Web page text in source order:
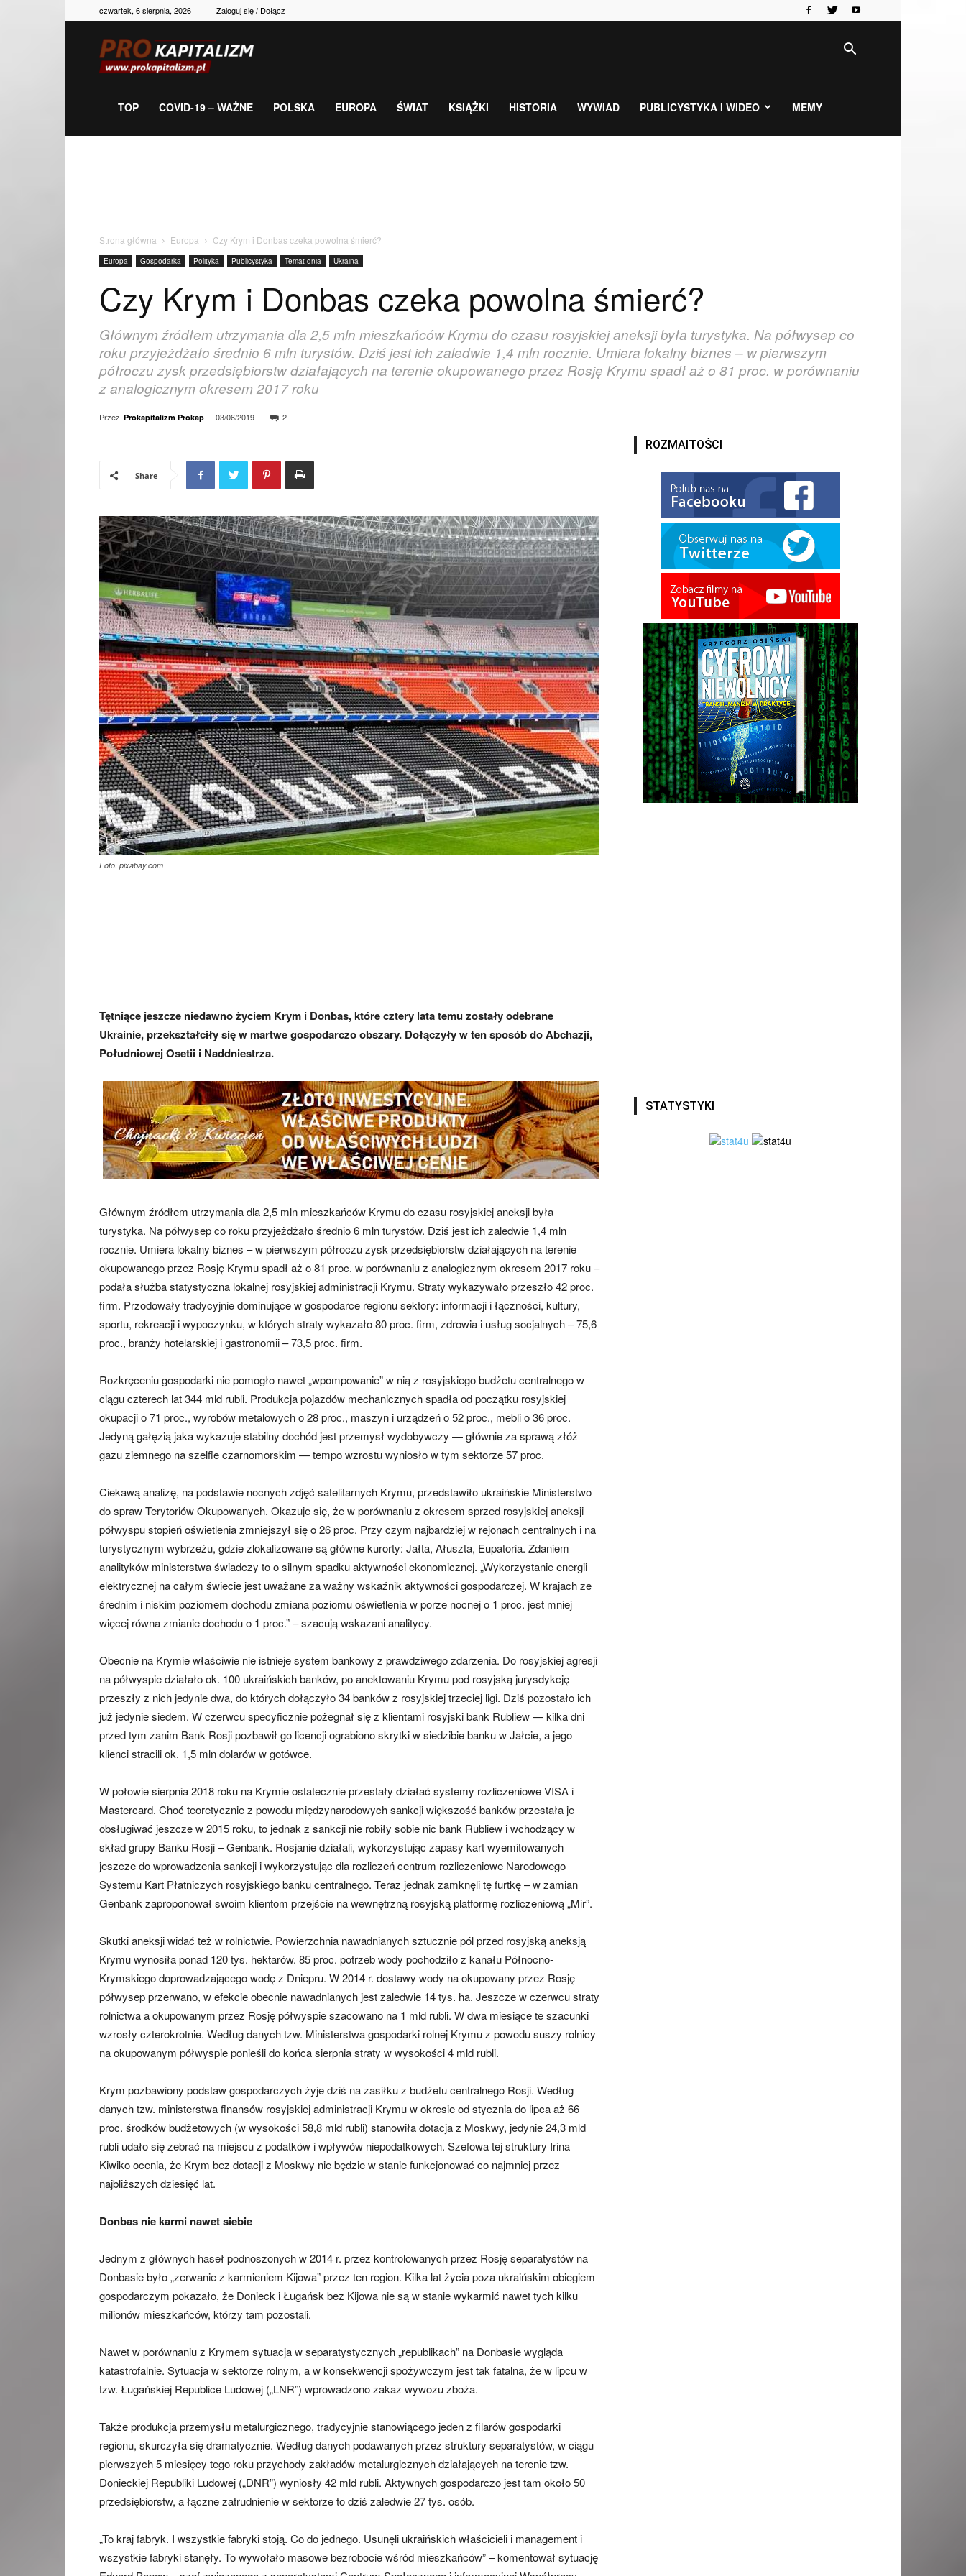
czwartek, 6 sierpnia, 2026 Zaloguj się / Dołącz
gospodarka,
TOP COVID-19 – WAŻNE POLSKA EUROPA ŚWIAT KSIĄŻKI HISTORIA WYWIAD PUBLICYSTYKA I WIDEO MEMY
Strona główna Europa Czy Krym i Donbas czeka powolna śmierć?
Europa Gospodarka Polityka Publicystyka Temat dnia Ukraina
Czy Krym i Donbas czeka powolna śmierć?
Głównym źródłem utrzymania dla 2,5 mln mieszkańców Krymu do czasu rosyjskiej aneksji była turystyka. Na półwysep co
roku przyjeżdżało średnio 6 mln turystów. Dziś jest ich zaledwie 1,4 mln rocznie. Umiera lokalny biznes – w pierwszym
półroczu zysk przedsiębiorstw działających na terenie okupowanego przez Rosję Krymu spadł aż o 81 proc. w porównaniu
z analogicznym okresem 2017 roku
Przez Prokapitalizm Prokap - 03/06/2019 2
Share
Foto. pixabay.com
Tętniące jeszcze niedawno życiem Krym i Donbas, które cztery lata temu zostały odebrane
Ukrainie, przekształciły się w martwe gospodarczo obszary. Dołączyły w ten sposób do Abchazji,
Południowej Osetii i Naddniestrza.
Głównym źródłem utrzymania dla 2,5 mln mieszkańców Krymu do czasu rosyjskiej aneksji była
turystyka. Na półwysep co roku przyjeżdżało średnio 6 mln turystów. Dziś jest ich zaledwie 1,4 mln
rocznie. Umiera lokalny biznes – w pierwszym półroczu zysk przedsiębiorstw działających na terenie
okupowanego przez Rosję Krymu spadł aż o 81 proc. w porównaniu z analogicznym okresem 2017 roku –
podała służba statystyczna lokalnej rosyjskiej administracji Krymu. Straty wykazywało przeszło 42 proc.
firm. Przodowały tradycyjnie dominujące w gospodarce regionu sektory: informacji i łączności, kultury,
sportu, rekreacji i wypoczynku, w których straty wykazało 80 proc. firm, zdrowia i usług socjalnych – 75,6
proc., branży hotelarskiej i gastronomii – 73,5 proc. firm.
Rozkręceniu gospodarki nie pomogło nawet „wpompowanie” w nią z rosyjskiego budżetu centralnego w
ciągu czterech lat 344 mld rubli. Produkcja pojazdów mechanicznych spadła od początku rosyjskiej
okupacji o 71 proc., wyrobów metalowych o 28 proc., maszyn i urządzeń o 52 proc., mebli o 36 proc.
Jedyną gałęzią jaka wykazuje stabilny dochód jest przemysł wydobywczy — głównie za sprawą złóż
gazu ziemnego na szelfie czarnomorskim — tempo wzrostu wyniosło w tym sektorze 57 proc.
Ciekawą analizę, na podstawie nocnych zdjęć satelitarnych Krymu, przedstawiło ukraińskie Ministerstwo
do spraw Terytoriów Okupowanych. Okazuje się, że w porównaniu z okresem sprzed rosyjskiej aneksji
półwyspu stopień oświetlenia zmniejszył się o 26 proc. Przy czym najbardziej w rejonach centralnych i na
turystycznym wybrzeżu, gdzie zlokalizowane są główne kurorty: Jałta, Ałuszta, Eupatoria. Zdaniem
analityków ministerstwa świadczy to o silnym spadku aktywności ekonomicznej. „Wykorzystanie energii
elektrycznej na całym świecie jest uważane za ważny wskaźnik aktywności gospodarczej. W krajach ze
średnim i niskim poziomem dochodu zmiana poziomu oświetlenia w porze nocnej o 1 proc. jest mniej
więcej równa zmianie dochodu o 1 proc.” – szacują wskazani analitycy.
Obecnie na Krymie właściwie nie istnieje system bankowy z prawdziwego zdarzenia. Do rosyjskiej agresji
na półwyspie działało ok. 100 ukraińskich banków, po anektowaniu Krymu pod rosyjską jurysdykcję
przeszły z nich jedynie dwa, do których dołączyło 34 banków z rosyjskiej trzeciej ligi. Dziś pozostało ich
już jedynie siedem. W czerwcu specyficznie pożegnał się z klientami rosyjski bank Rubliew — kilka dni
przed tym zanim Bank Rosji pozbawił go licencji ograbiono skrytki w siedzibie banku w Jałcie, a jego
klienci stracili ok. 1,5 mln dolarów w gotówce.
W połowie sierpnia 2018 roku na Krymie ostatecznie przestały działać systemy rozliczeniowe VISA i
Mastercard. Choć teoretycznie z powodu międzynarodowych sankcji większość banków przestała je
obsługiwać jeszcze w 2015 roku, to jednak z sankcji nie robiły sobie nic bank Rubliew i wchodzący w
skład grupy Banku Rosji – Genbank. Rosjanie działali, wykorzystując zapasy kart wyemitowanych
jeszcze do wprowadzenia sankcji i wykorzystując dla rozliczeń centrum rozliczeniowe Narodowego
Systemu Kart Płatniczych rosyjskiego banku centralnego. Teraz jednak zamknęli tę furtkę – w zamian
Genbank zaproponował swoim klientom przejście na wewnętrzną rosyjską platformę rozliczeniową „Mir”.
Skutki aneksji widać też w rolnictwie. Powierzchnia nawadnianych sztucznie pól przed rosyjską aneksją
Krymu wynosiła ponad 120 tys. hektarów. 85 proc. potrzeb wody pochodziło z kanału Północno-
Krymskiego doprowadzającego wodę z Dniepru. W 2014 r. dostawy wody na okupowany przez Rosję
półwysep przerwano, w efekcie obecnie nawadnianych jest zaledwie 14 tys. ha. Jeszcze w czerwcu straty
rolnictwa a okupowanym przez Rosję półwyspie szacowano na 1 mld rubli. W dwa miesiące te szacunki
wzrosły czterokrotnie. Według danych tzw. Ministerstwa gospodarki rolnej Krymu z powodu suszy rolnicy
na okupowanym półwyspie ponieśli do końca sierpnia straty w wysokości 4 mld rubli.
Krym pozbawiony podstaw gospodarczych żyje dziś na zasiłku z budżetu centralnego Rosji. Według
danych tzw. ministerstwa finansów rosyjskiej administracji Krymu w okresie od stycznia do lipca aż 66
proc. środków budżetowych (w wysokości 58,8 mld rubli) stanowiła dotacja z Moskwy, jedynie 24,3 mld
rubli udało się zebrać na miejscu z podatków i wpływów niepodatkowych. Szefowa tej struktury Irina
Kiwiko ocenia, że Krym bez dotacji z Moskwy nie będzie w stanie funkcjonować co najmniej przez
najbliższych dziesięć lat.
Donbas nie karmi nawet siebie
Jednym z głównych haseł podnoszonych w 2014 r. przez kontrolowanych przez Rosję separatystów na
Donbasie było „zerwanie z karmieniem Kijowa” przez ten region. Kilka lat życia poza ukraińskim obiegiem
gospodarczym pokazało, że Donieck i Ługańsk bez Kijowa nie są w stanie wykarmić nawet tych kilku
milionów mieszkańców, którzy tam pozostali.
Nawet w porównaniu z Krymem sytuacja w separatystycznych „republikach” na Donbasie wygląda
katastrofalnie. Sytuacja w sektorze rolnym, a w konsekwencji spożywczym jest tak fatalna, że w lipcu w
tzw. Ługańskiej Republice Ludowej („LNR”) wprowadzono zakaz wywozu zboża.
Także produkcja przemysłu metalurgicznego, tradycyjnie stanowiącego jeden z filarów gospodarki
regionu, skurczyła się dramatycznie. Według danych podawanych przez struktury separatystów, w ciągu
pierwszych 5 miesięcy tego roku przychody zakładów metalurgicznych działających na terenie tzw.
Donieckiej Republiki Ludowej („DNR”) wyniosły 42 mld rubli. Aktywnych gospodarczo jest tam około 50
przedsiębiorstw, a łączne zatrudnienie w sektorze to dziś zaledwie 27 tys. osób.
„To kraj fabryk. I wszystkie fabryki stoją. Co do jednego. Usunęli ukraińskich właścicieli i management i
wszystkie fabryki stanęły. To wywołało masowe bezrobocie wśród mieszkańców” – komentował sytuację
ROZMAITOŚCI
STATYSTYKI